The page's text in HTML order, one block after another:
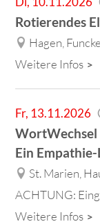
Rotierendes
Hagen,
Weitere Infos
Fr, 13.11.2026
WortWechsel
Ein
St. Marien,
ACHTUNG:
Weitere Infos